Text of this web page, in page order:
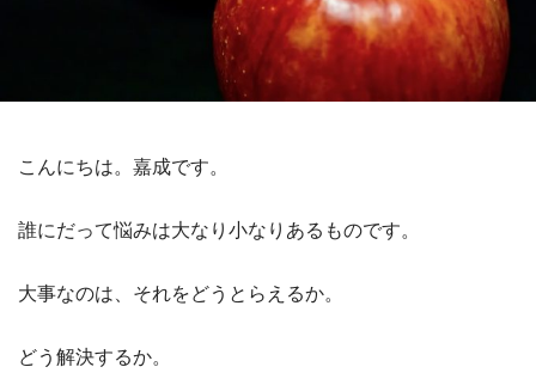
こんにちは。嘉成です。
誰にだって悩みは大なり小なりあるものです。
大事なのは、それをどうとらえるか。
どう解決するか。